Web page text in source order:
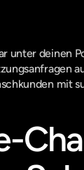
unter deinen
mit